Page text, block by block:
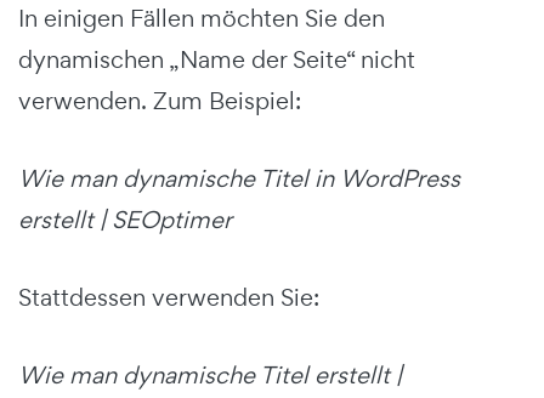
In einigen Fällen möchten Sie den
dynamischen „Name der Seite“ nicht
verwenden. Zum Beispiel:
Wie man dynamische Titel in WordPress
erstellt | SEOptimer
Stattdessen verwenden Sie:
Wie man dynamische Titel erstellt |